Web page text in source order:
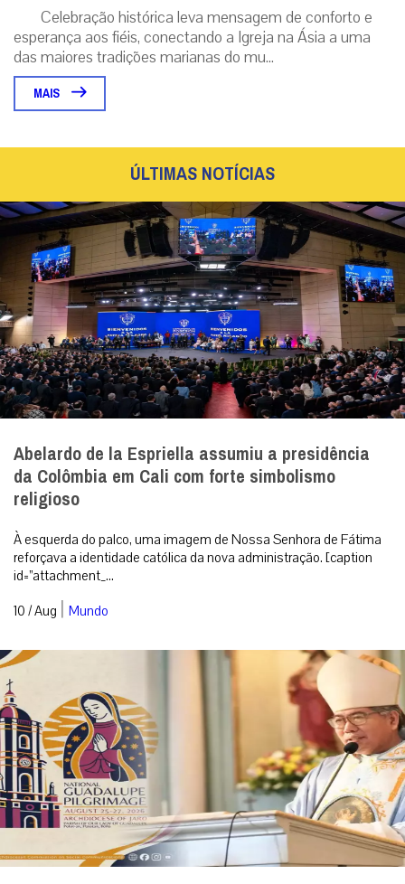
Celebração histórica leva mensagem de conforto e
esperança aos fiéis, conectando a Igreja na Ásia a uma
das maiores tradições marianas do mu...
MAIS
ÚLTIMAS NOTÍCIAS
Abelardo de la Espriella assumiu a presidência
da Colômbia em Cali com forte simbolismo
religioso
À esquerda do palco, uma imagem de Nossa Senhora de Fátima
reforçava a identidade católica da nova administração. [caption
id=”attachment_...
10 / Aug | Mundo